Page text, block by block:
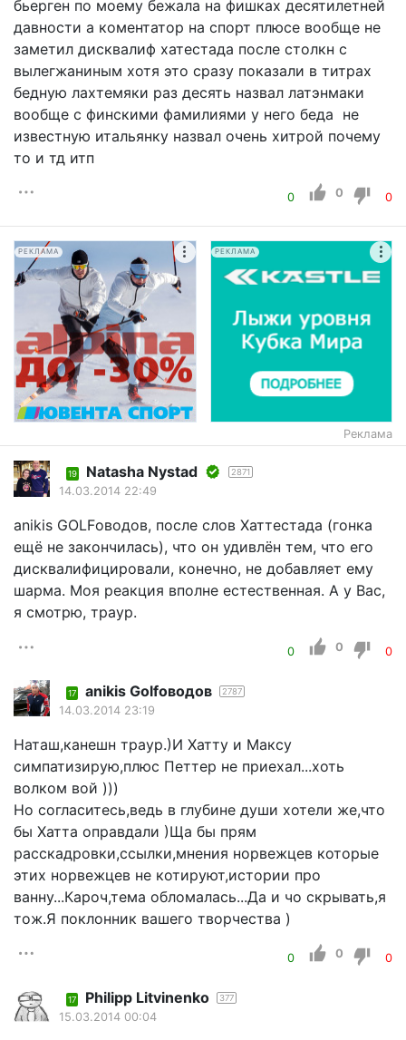
бьерген по моему бежала на фишках десятилетней
давности а коментатор на спорт плюсе вообще не
заметил дисквалиф хатестада после столкн с
вылегжаниным хотя это сразу показали в титрах
бедную лахтемяки раз десять назвал латэнмаки
вообще с финскими фамилиями у него беда не
известную итальянку назвал очень хитрой почему
то и тд итп
0 0 0
РЕКЛАМА РЕКЛАМА
Реклама
19 Natasha Nystad 2871
14.03.2014 22:49
anikis GOLFоводов, после слов Хаттестада (гонка
ещё не закончилась), что он удивлён тем, что его
дисквалифицировали, конечно, не добавляет ему
шарма. Моя реакция вполне естественная. А у Вас,
я смотрю, траур.
0 0 0
17 anikis Golfоводов 2787
14.03.2014 23:19
Наташ,канешн траур.)И Хатту и Максу
симпатизирую,плюс Петтер не приехал...хоть
волком вой )))
Но согласитесь,ведь в глубине души хотели же,что
бы Хатта оправдали )Ща бы прям
расскадровки,ссылки,мнения норвежцев которые
этих норвежцев не котируют,истории про
ванну...Кароч,тема обломалась...Да и чо скрывать,я
тож.Я поклонник вашего творчества )
0 0 0
17 Philipp Litvinenko 377
15.03.2014 00:04